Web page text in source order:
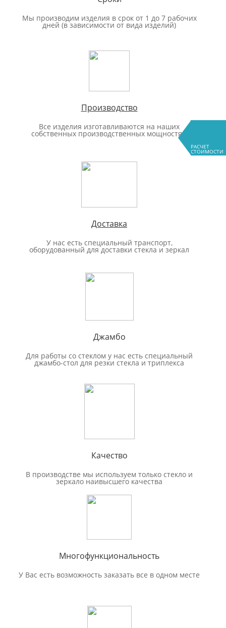
РАСЧЕТ
СТОИМОСТИ
Мы производим изделия в срок от 1 до 7 рабочих
дней (в зависимости от вида изделий)
Производство
Все изделия изготавливаются на наших
собственных производственных мощностях.
Доставка
У нас есть специальный транспорт,
оборудованный для доставки стекла и зеркал
Джамбо
Для работы со стеклом у нас есть специальный
джамбо-стол для резки стекла и триплекса
Качество
В производстве мы используем только стекло и
зеркало наивысшего качества
Многофункциональность
У Вас есть возможность заказать все в одном месте